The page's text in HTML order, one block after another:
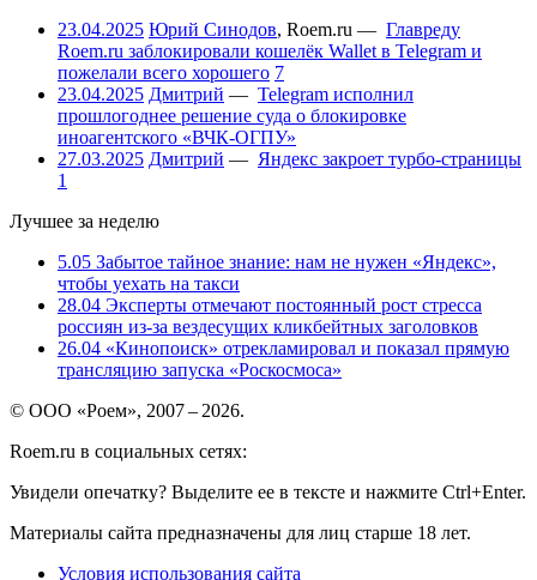
23.04.2025 Юрий Синодов, Roem.ru — Главреду
Roem.ru заблокировали кошелёк Wallet в Telegram и
пожелали всего хорошего 7
23.04.2025 Дмитрий — Telegram исполнил
прошлогоднее решение суда о блокировке
иноагентского «ВЧК-ОГПУ»
27.03.2025 Дмитрий — Яндекс закроет турбо-страницы
1
Лучшее за неделю
5.05 Забытое тайное знание: нам не нужен «Яндекс»,
чтобы уехать на такси
28.04 Эксперты отмечают постоянный рост стресса
россиян из-за вездесущих кликбейтных заголовков
26.04 «Кинопоиск» отрекламировал и показал прямую
трансляцию запуска «Роскосмоса»
© ООО «Роем», 2007 – 2026.
Roem.ru в социальных сетях:
Увидели опечатку? Выделите ее в тексте и нажмите Ctrl+Enter.
Материалы сайта предназначены для лиц старше 18 лет.
Условия использования сайта